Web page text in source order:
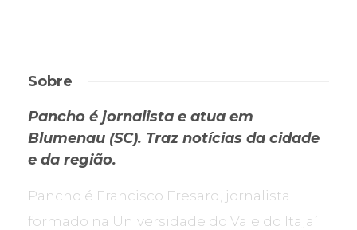
Sobre
Pancho é jornalista e atua em
Blumenau (SC). Traz notícias da cidade
e da região.
Pancho é Francisco Fresard, jornalista
formado na Universidade do Vale do Itajaí